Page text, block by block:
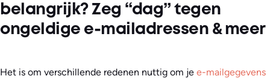
belangrijk? Zeg “dag” tegen
ongeldige e-mailadressen & meer
Het is om verschillende redenen nuttig om je e-mailgegevens